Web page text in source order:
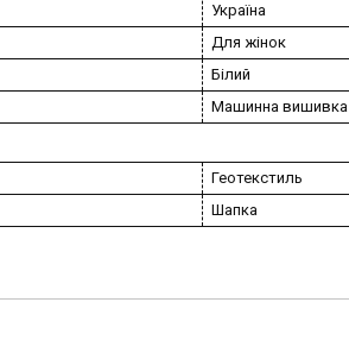
Україна
Для жінок
Білий
Машинна вишивка
Геотекстиль
Шапка